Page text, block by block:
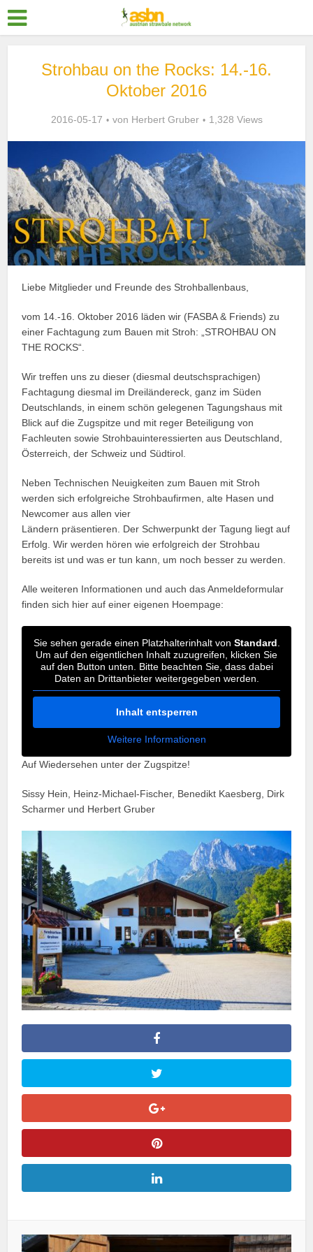
Strohbau on the Rocks: 14.-16.
Oktober 2016
2016-05-17 von Herbert Gruber 1,328 Views
Liebe Mitglieder und Freunde des Strohballenbaus,
vom 14.-16. Oktober 2016 läden wir (FASBA & Friends) zu
einer Fachtagung zum Bauen mit Stroh: „STROHBAU ON
THE ROCKS“.
Wir treffen uns zu dieser (diesmal deutschsprachigen)
Fachtagung diesmal im Dreiländereck, ganz im Süden
Deutschlands, in einem schön gelegenen Tagungshaus mit
Blick auf die Zugspitze und mit reger Beteiligung von
Fachleuten sowie Strohbauinteressierten aus Deutschland,
Österreich, der Schweiz und Südtirol.
Neben Technischen Neuigkeiten zum Bauen mit Stroh
werden sich erfolgreiche Strohbaufirmen, alte Hasen und
Newcomer aus allen vier
Ländern präsentieren. Der Schwerpunkt der Tagung liegt auf
Erfolg. Wir werden hören wie erfolgreich der Strohbau
bereits ist und was er tun kann, um noch besser zu werden.
Alle weiteren Informationen und auch das Anmeldeformular
finden sich hier auf einer eigenen Hoempage:
Sie sehen gerade einen Platzhalterinhalt von Standard
Um auf den eigentlichen Inhalt zuzugreifen, klicken Sie
auf den Button unten. Bitte beachten Sie, dass dabei
Daten an Drittanbieter weitergegeben werden.
Inhalt entsperren
Weitere Informationen
Auf Wiedersehen unter der Zugspitze!
Sissy Hein, Heinz-Michael-Fischer, Benedikt Kaesberg, Dirk
Scharmer und Herbert Gruber